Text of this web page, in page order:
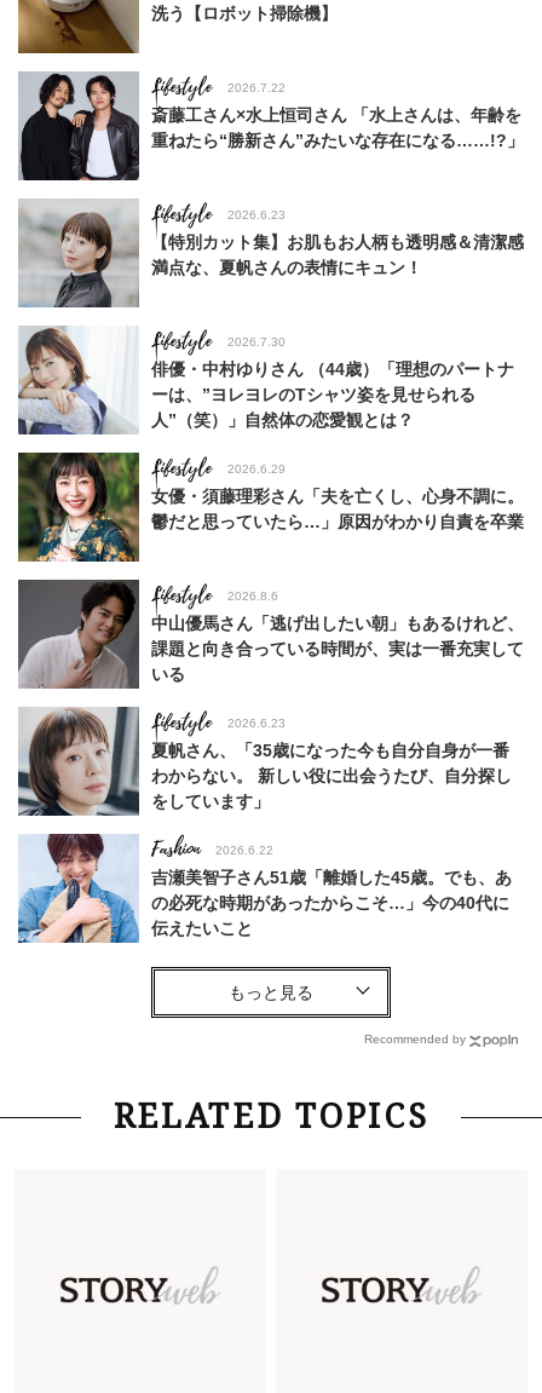
洗う【ロボット掃除機】
Lifestyle 2026.7.22
斎藤工さん×水上恒司さん 「水上さんは、年齢を
重ねたら“勝新さん”みたいな存在になる……!?」
Lifestyle 2026.6.23
【特別カット集】お肌もお人柄も透明感＆清潔感
満点な、夏帆さんの表情にキュン！
Lifestyle 2026.7.30
俳優・中村ゆりさん （44歳）「理想のパートナ
ーは、”ヨレヨレのTシャツ姿を見せられる
人”（笑）」自然体の恋愛観とは？
Lifestyle 2026.6.29
女優・須藤理彩さん「夫を亡くし、心身不調に。
鬱だと思っていたら…」原因がわかり自責を卒業
Lifestyle 2026.8.6
中山優馬さん「逃げ出したい朝」もあるけれど、
課題と向き合っている時間が、実は一番充実して
いる
Lifestyle 2026.6.23
夏帆さん、「35歳になった今も自分自身が一番
わからない。 新しい役に出会うたび、自分探し
をしています」
Fashion 2026.6.22
吉瀬美智子さん51歳「離婚した45歳。でも、あ
の必死な時期があったからこそ…」今の40代に
伝えたいこと
Fashion
【40代コンサバ派】白Tシャツは「パール×ゴー
ルドアクセ」を合わせるのが正解！〈大野真理子
Lifestyle 2026.7.29
「お若いですね」は褒め言葉？“若い＝美しい”と
上野千鶴子先生が問い直す“理想の老後”の呪縛
【ジェンダー連載23】
Recommended by
RELATED TOPICS